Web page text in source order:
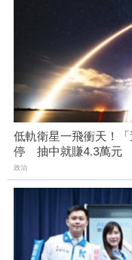
低軌衛星一飛衝天！
停 抽中就賺4.3萬元
政治